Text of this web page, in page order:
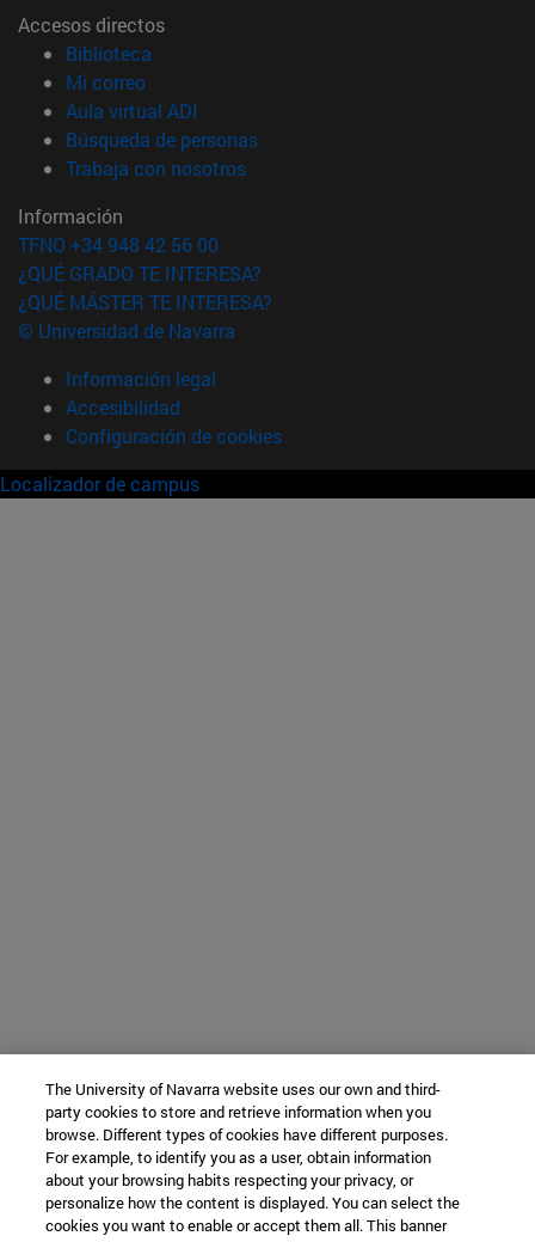
Accesos directos
Biblioteca
Mi correo(abre en nueva ventana)
Aula virtual ADI
Búsqueda de personas(abre en nueva ventana)
Trabaja con nosotros(abre en nueva ventana)
Información
TFNO +34 948 42 56 00
¿QUÉ GRADO TE INTERESA?
¿QUÉ MÁSTER TE INTERESA?
© Universidad de Navarra
Información legal
Accesibilidad
Configuración de cookies
Localizador de campus
The University of Navarra website uses our own and third-
party cookies to store and retrieve information when you
browse. Different types of cookies have different purposes.
For example, to identify you as a user, obtain information
about your browsing habits respecting your privacy, or
personalize how the content is displayed. You can select the
cookies you want to enable or accept them all. This banner